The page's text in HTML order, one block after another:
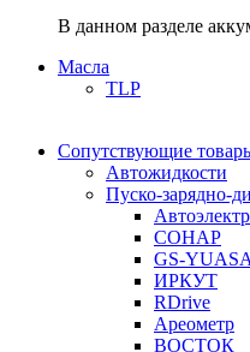
В данном разделе
Масла
TLP
Сопутствующие
Автожидкости
Пуско-зарядно-
СОНАР
GS-YUASA
ИРКУТ
RDrive
Ареометр
ВОСТОК